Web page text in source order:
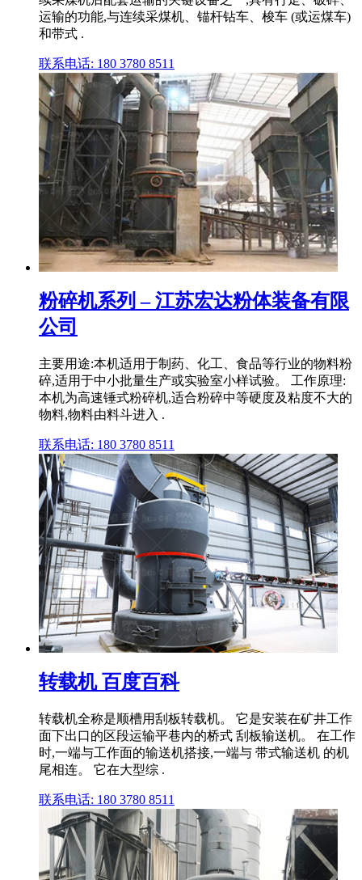
运输的功能,与连续采煤机、锚杆钻车、梭车 (或运煤车)
和带式 .
联系电话: 180 3780 8511
粉碎机系列 – 江苏宏达粉体装备有限
公司
主要用途:本机适用于制药、化工、食品等行业的物料粉
碎,适用于中小批量生产或实验室小样试验。 工作原理:
本机为高速锤式粉碎机,适合粉碎中等硬度及粘度不大的
物料,物料由料斗进入 .
联系电话: 180 3780 8511
转载机 百度百科
转载机全称是顺槽用刮板转载机。 它是安装在矿井工作
面下出口的区段运输平巷内的桥式 刮板输送机。 在工作
时,一端与工作面的输送机搭接,一端与 带式输送机 的机
尾相连。 它在大型综 .
联系电话: 180 3780 8511